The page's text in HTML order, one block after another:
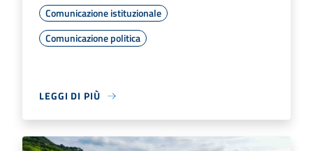
Comunicazione istituzionale
Comunicazione politica
LEGGI DI PIÙ